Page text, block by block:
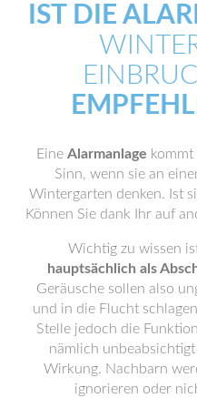
IST DIE
Eine Alarmanlage kommt
Sinn, wenn sie an
Wintergarten denken. Ist
Können Sie dank Ihr auf
Wichtig zu wissen
hauptsächlich als
Geräusche sollen also
und in die Flucht
Stelle jedoch die
nämlich
Wirkung. Nachbarn
ignorieren oder